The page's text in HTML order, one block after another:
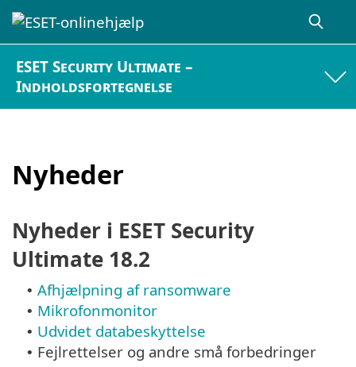
ESET Security Ultimate –
Indholdsfortegnelse
Nyheder
Nyheder i ESET Security
Ultimate 18.2
• Afhjælpning af ransomware
• Mikrofonmonitor
• Udvidet databeskyttelse
• Fejlrettelser og andre små forbedringer